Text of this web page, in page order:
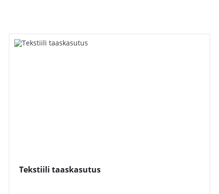
Tekstiili taaskasutus